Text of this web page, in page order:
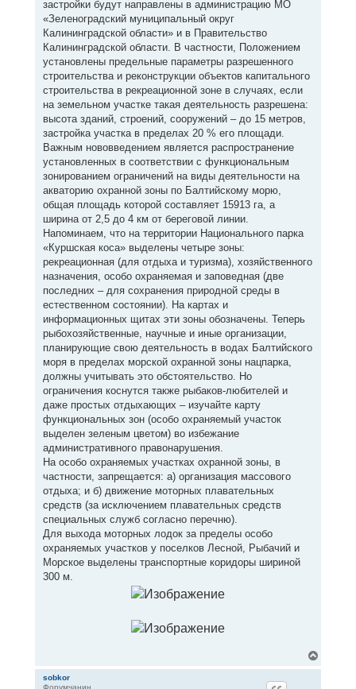
застройки будут направлены в администрацию МО
«Зеленоградский муниципальный округ
Калининградской области» и в Правительство
Калининградской области. В частности, Положением
установлены предельные параметры разрешенного
строительства и реконструкции объектов капитального
строительства в рекреационной зоне в случаях, если
на земельном участке такая деятельность разрешена:
высота зданий, строений, сооружений – до 15 метров,
застройка участка в пределах 20 % его площади.
Важным нововведением является распространение
установленных в соответствии с функциональным
зонированием ограничений на виды деятельности на
акваторию охранной зоны по Балтийскому морю,
общая площадь которой составляет 15913 га, а
ширина от 2,5 до 4 км от береговой линии.
Напоминаем, что на территории Национального парка
«Куршская коса» выделены четыре зоны:
рекреационная (для отдыха и туризма), хозяйственного
назначения, особо охраняемая и заповедная (две
последних – для сохранения природной среды в
естественном состоянии). На картах и
информационных щитах эти зоны обозначены. Теперь
рыбохозяйственные, научные и иные организации,
планирующие свою деятельность в водах Балтийского
моря в пределах морской охранной зоны нацпарка,
должны учитывать это обстоятельство. Но
ограничения коснутся также рыбаков-любителей и
даже простых отдыхающих – изучайте карту
функциональных зон (особо охраняемый участок
выделен зеленым цветом) во избежание
административного правонарушения.
На особо охраняемых участках охранной зоны, в
частности, запрещается: а) организация массового
отдыха; и б) движение моторных плавательных
средств (за исключением плавательных средств
специальных служб согласно перечню).
Для выхода моторных лодок за пределы особо
охраняемых участков у поселков Лесной, Рыбачий и
Морское выделены транспортные коридоры шириной
300 м.
sobkor
Форумчанин